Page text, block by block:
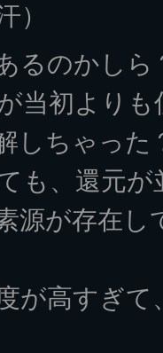
）
るのかしら
当初より
しちゃった
も、還元
源が存在
が高すぎ